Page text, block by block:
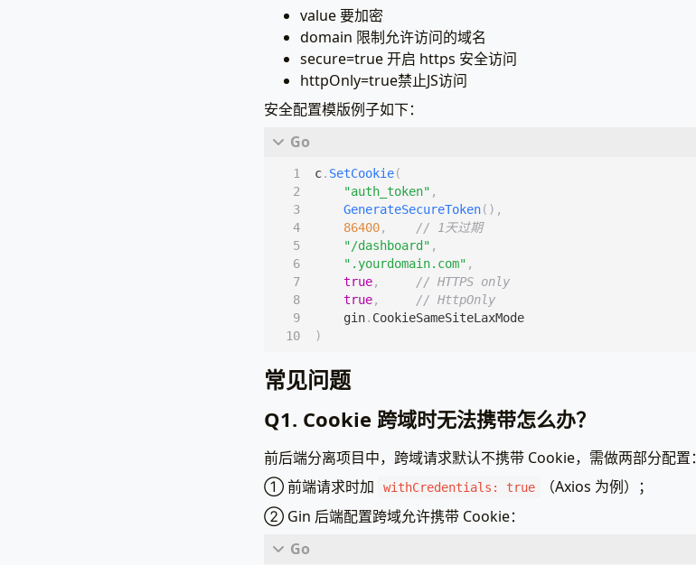
value 要加密
domain 限制允许访问的域名
secure=true 开启 https 安全访问
httpOnly=true禁止JS访问
安全配置模版例子如下：
c. SetCookie(
"auth_token" ,
GenerateSecureToken(),
86400,
// 1天过期
"/dashboard" ,
".yourdomain.com" ,
true,
// HTTPS only
true,
// HttpOnly
gin. CookieSameSiteLaxMode
)
常见问题
Q1. Cookie 跨域时无法携带怎么办？
前后端分离项目中，跨域请求默认不携带 Cookie，需做两部分配置：
① 前端请求时加
withCredentials: true
（Axios 为例）；
② Gin 后端配置跨域允许携带 Cookie：